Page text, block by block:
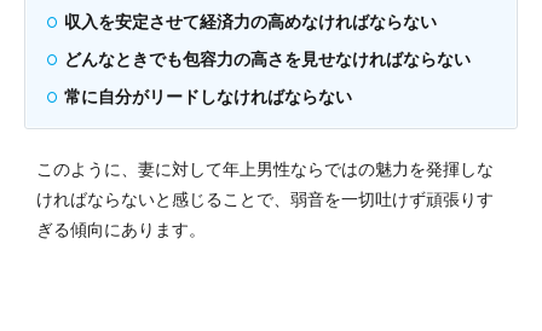
収入を安定させて経済力の高めなければならない
どんなときでも包容力の高さを見せなければならない
常に自分がリードしなければならない
このように、妻に対して年上男性ならではの魅力を発揮しな
ければならないと感じることで、弱音を一切吐けず頑張りす
ぎる傾向にあります。